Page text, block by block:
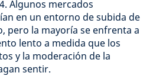
Algunos mercados
en un entorno de subida de
pero la mayoría se enfrenta a
lento a medida que los
y la moderación de la
sentir.